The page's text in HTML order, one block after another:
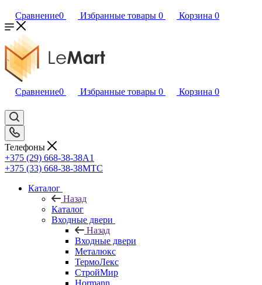
Сравнение0 Избранные товары 0 Корзина 0
Сравнение0 Избранные товары 0 Корзина 0
Телефоны
+375 (29) 668-38-38A1
+375 (33) 668-38-38МТС
Каталог
Назад
Каталог
Входные двери
Назад
Входные двери
Металюкс
ТермоЛекс
СтройМир
Hormann